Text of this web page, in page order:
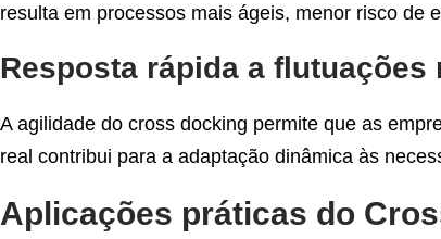
resulta em processos mais ágeis, menor risco de
Resposta rápida a flutuações
A agilidade do cross docking permite que as
real contribui para a adaptação dinâmica às
Aplicações práticas do